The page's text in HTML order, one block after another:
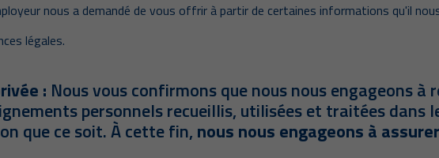
nous a demandé de vous offrir à partir de certaines informations qu'il
légales.
: Nous vous confirmons que nous nous engageons à
personnels recueillis, utilisées et traitées dans
que ce soit. À cette fin, nous nous engageons à